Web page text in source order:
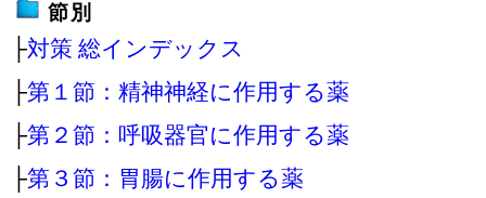
節別
├対策 総インデックス
├第１節：精神神経に作用する薬
├第２節：呼吸器官に作用する薬
├第３節：胃腸に作用する薬